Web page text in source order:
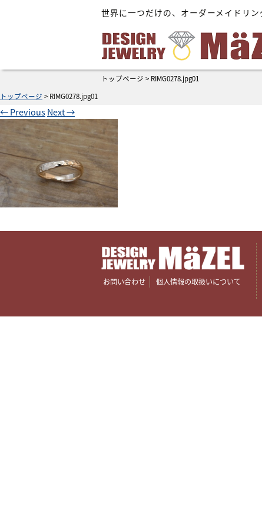
世界に一つだけの、オーダーメイドリン
トップページ > RIMG0278.jpg01
トップページ > RIMG0278.jpg01
←PreviousNext→
お問い合わせ 個人情報の取扱いについて